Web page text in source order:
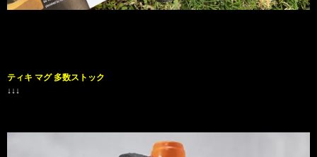
ティキ マグ 多数ストック
↓↓↓